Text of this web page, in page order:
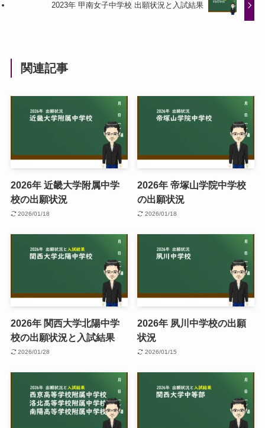
2023年 甲南女子中学校 出願状況と入試結果
関連記事
2026年 近畿大学附属中学
校の出願状況
2026/01/18
2026年 帝塚山学院中学校
の出願状況
2026/01/18
2026年 関西大学北陽中学
校の出願状況と入試結果
2026/01/28
2026年 夙川中学校の出願
状況
2026/01/15